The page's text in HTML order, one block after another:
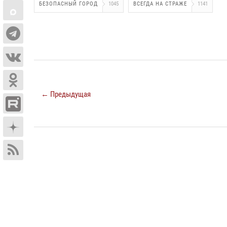
БЕЗОПАСНЫЙ ГОРОД 1045 ВСЕГДА НА СТРАЖЕ 1141
← Предыдущая